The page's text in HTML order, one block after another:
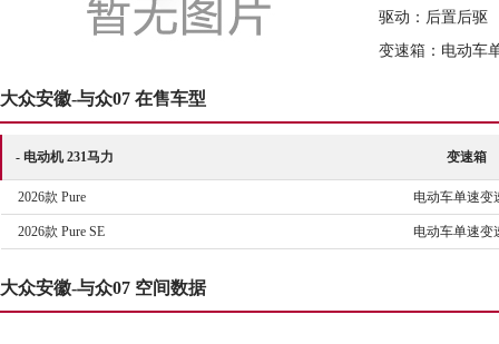
驱动：后置后驱
变速箱：电动车
大众安徽-与众07 在售车型
- 电动机 231马力 变速箱
2026款 Pure 电动车单速变
2026款 Pure SE 电动车单速变
大众安徽-与众07 空间数据